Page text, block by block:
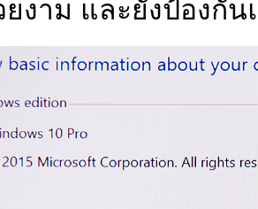
ยงาม และยังป้องกั